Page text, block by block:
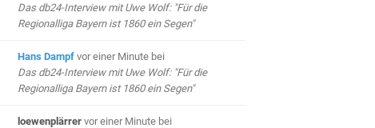
Das db24-Interview mit Uwe Wolf: "Für die
Regionalliga Bayern ist 1860 ein Segen"
Hans Dampf vor einer Minutebei
Das db24-Interview mit Uwe Wolf: "Für die
Regionalliga Bayern ist 1860 ein Segen"
loewenplärrer vor einer Minutebei